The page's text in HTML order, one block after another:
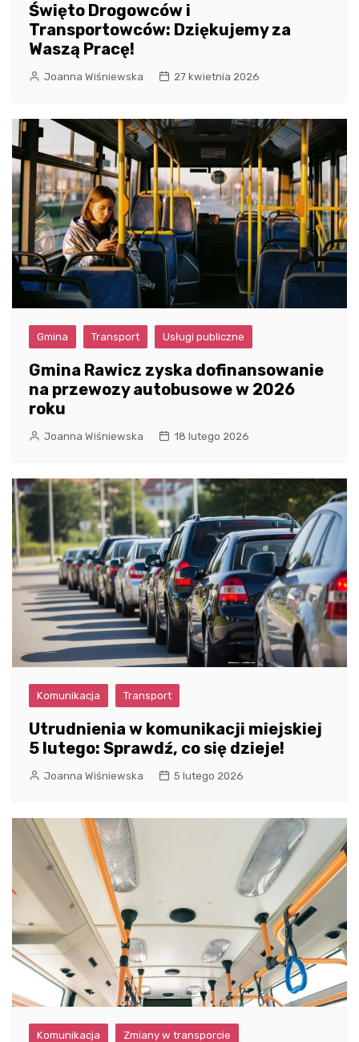
Święto Drogowców i
Transportowców: Dziękujemy za
Waszą Pracę!
Joanna Wiśniewska 27 kwietnia 2026
Gmina Transport Usługi publiczne
Gmina Rawicz zyska dofinansowanie
na przewozy autobusowe w 2026
roku
Joanna Wiśniewska 18 lutego 2026
Komunikacja Transport
Utrudnienia w komunikacji miejskiej
5 lutego: Sprawdź, co się dzieje!
Joanna Wiśniewska 5 lutego 2026
Komunikacja Zmiany w transporcie